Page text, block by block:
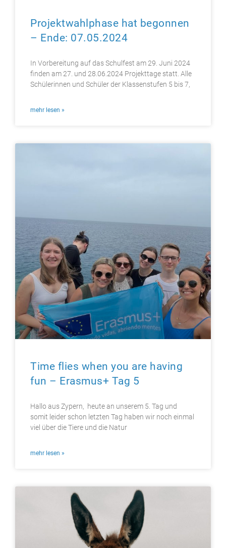
Projektwahlphase hat begonnen
– Ende: 07.05.2024
In Vorbereitung auf das Schulfest am 29. Juni 2024
finden am 27. und 28.06.2024 Projekttage statt. Alle
Schülerinnen und Schüler der Klassenstufen 5 bis 7,
mehr lesen »
Time flies when you are having
fun – Erasmus+ Tag 5
Hallo aus Zypern, heute an unserem 5. Tag und
somit leider schon letzten Tag haben wir noch einmal
viel über die Tiere und die Natur
mehr lesen »